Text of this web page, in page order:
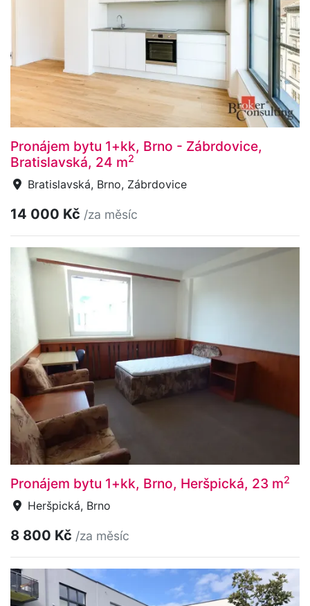
Pronájem bytu 1+kk, Brno - Zábrdovice,
Bratislavská, 24 m2
Bratislavská, Brno, Zábrdovice
14 000 Kč /za měsíc
Pronájem bytu 1+kk, Brno, Heršpická, 23 m2
Heršpická, Brno
8 800 Kč /za měsíc